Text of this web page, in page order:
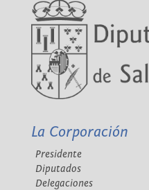
La Corporación
Presidente
Diputados
Delegaciones